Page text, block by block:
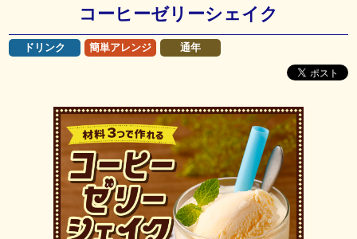
コーヒーゼリーシェイク
ドリンク 簡単アレンジ 通年